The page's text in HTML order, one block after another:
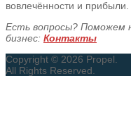
вовлечённости и прибыли.
Есть вопросы? Поможем
бизнес: Контакты
Copyright © 2026 Propel.
All Rights Reserved.